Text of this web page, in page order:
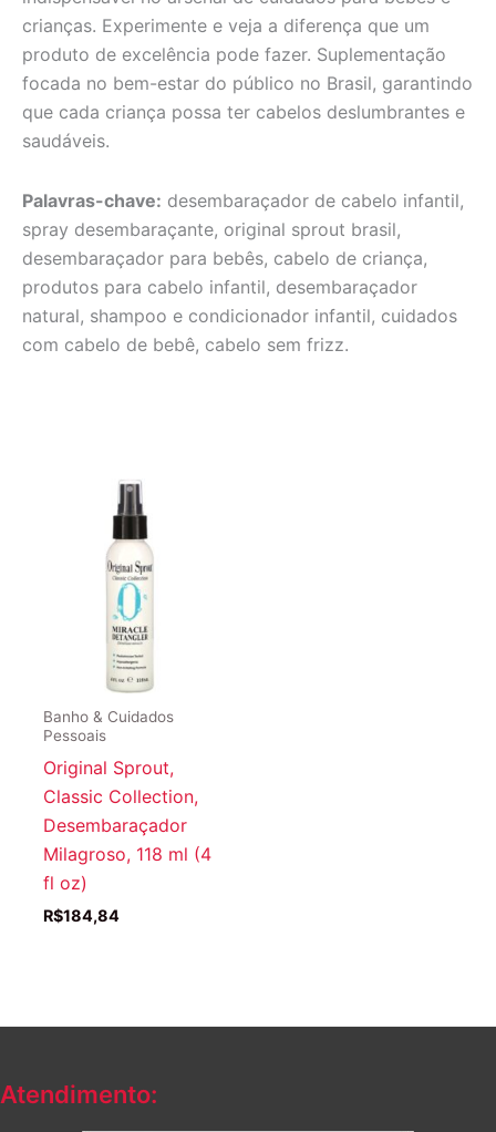
crianças. Experimente e veja a diferença que um
produto de excelência pode fazer. Suplementação
focada no bem-estar do público no Brasil, garantindo
que cada criança possa ter cabelos deslumbrantes e
saudáveis.
Palavras-chave: desembaraçador de cabelo infantil,
spray desembaraçante, original sprout brasil,
desembaraçador para bebês, cabelo de criança,
produtos para cabelo infantil, desembaraçador
natural, shampoo e condicionador infantil, cuidados
com cabelo de bebê, cabelo sem frizz.
Banho & Cuidados
Pessoais
Original Sprout,
Classic Collection,
Desembaraçador
Milagroso, 118 ml (4
fl oz)
R$184,84
Atendimento: